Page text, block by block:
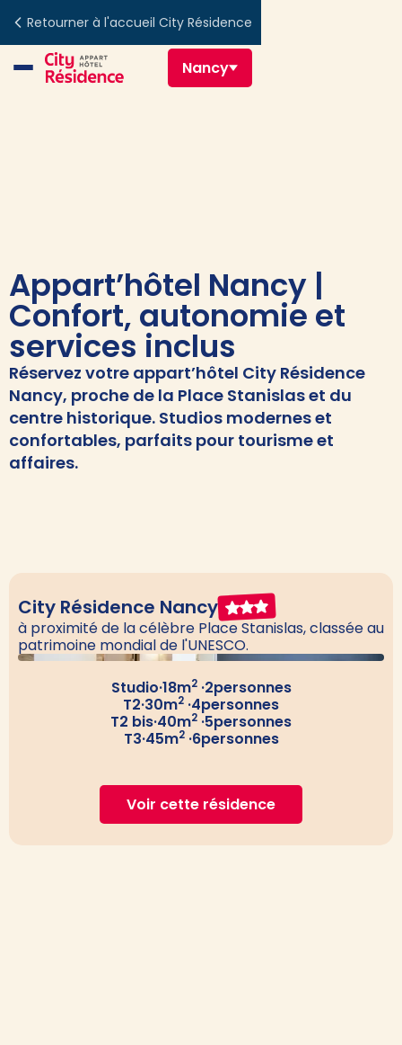
Retourner à l'accueil City Résidence
Nancy
Appart’hôtel Nancy |
Confort, autonomie et
services inclus
Réservez votre appart’hôtel City Résidence
Nancy, proche de la Place Stanislas et du
centre historique. Studios modernes et
confortables, parfaits pour tourisme et
affaires.
City Résidence Nancy
à proximité de la célèbre Place Stanislas, classée au
patrimoine mondial de l'UNESCO.
Studio·18m2·2personnes
T2·30m2 ·4personnes
T2 bis·40m2 ·5personnes
T3·45m2·6personnes
Voir cette résidence